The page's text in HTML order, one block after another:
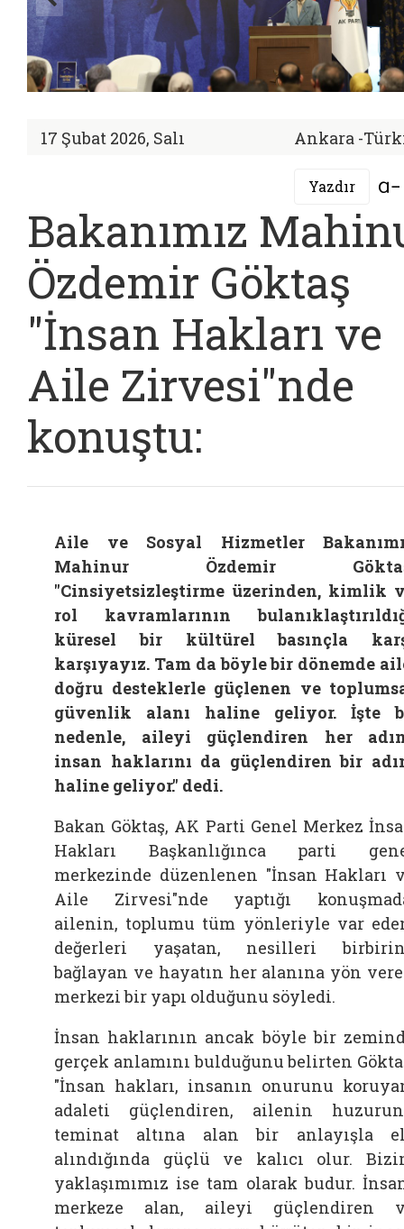
17 Şubat 2026, Salı Ankara -
Yazdır
Bakanımız
Özdemir Göktaş
"İnsan Hakları ve
Aile Zirvesi"nde
konuştu:
Aile ve Sosyal Hizmetler
Mahinur Özdemir
"Cinsiyetsizleştirme üzerinden, kimlik
rol kavramlarının
küresel bir kültürel basınçla
karşıyayız. Tam da böyle bir dönemde
doğru desteklerle güçlenen ve
güvenlik alanı haline geliyor. İşte
nedenle, aileyi güçlendiren her
insan haklarını da güçlendiren bir
haline geliyor." dedi.
Bakan Göktaş, AK Parti Genel Merkez
Hakları Başkanlığınca parti
merkezinde düzenlenen "İnsan Hakları
Aile Zirvesi"nde yaptığı
ailenin, toplumu tüm yönleriyle var
değerleri yaşatan, nesilleri
bağlayan ve hayatın her alanına yön
merkezi bir yapı olduğunu söyledi.
İnsan haklarının ancak böyle bir
gerçek anlamını bulduğunu belirten
"İnsan hakları, insanın onurunu
adaleti güçlendiren, ailenin
teminat altına alan bir anlayışla
alındığında güçlü ve kalıcı olur.
yaklaşımımız ise tam olarak budur.
merkeze alan, aileyi güçlendiren